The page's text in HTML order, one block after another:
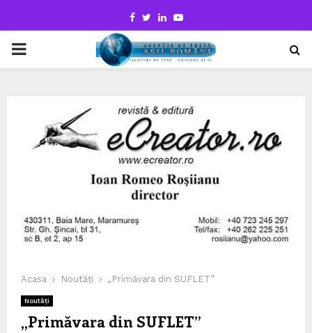
Facebook
TwitterLinkedinYoutube
PRIMARY
Acasa Noutăți „Primăvara din SUFLET”
Noutăți
„Primăvara din SUFLET”